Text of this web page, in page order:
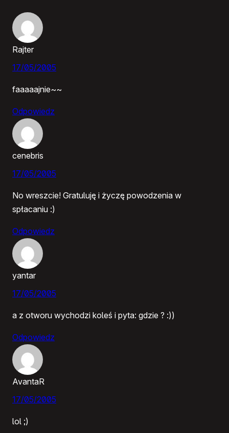
Rajter
17/05/2005
faaaaajnie~~
Odpowiedz
cenebris
17/05/2005
No wreszcie! Gratuluję i życzę powodzenia w
spłacaniu :)
Odpowiedz
yantar
17/05/2005
a z otworu wychodzi koleś i pyta: gdzie ? :))
Odpowiedz
AvantaR
17/05/2005
lol ;)